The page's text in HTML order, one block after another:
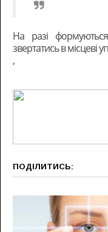
На разі
звертатись в місцеві
,
ПОДІЛИТИСЬ: